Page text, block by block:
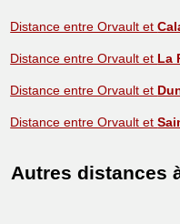
Distance entre Orvault et
Distance entre Orvault et La
Distance entre Orvault et
Distance entre Orvault et
Autres distances